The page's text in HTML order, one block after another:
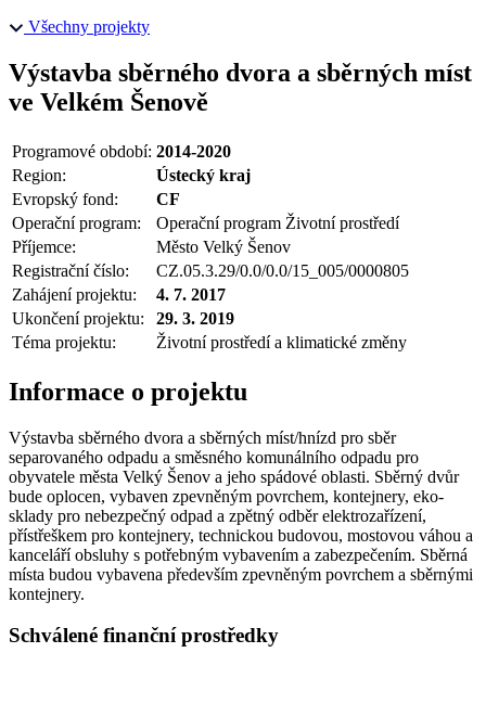
Všechny projekty
Výstavba sběrného dvora a sběrných míst
ve Velkém Šenově
Programové období: 2014-2020
Region:
Ústecký kraj
Evropský fond:
CF
Operační program:
Operační program Životní prostředí
Příjemce:
Město Velký Šenov
Registrační číslo:
CZ.05.3.29/0.0/0.0/15_005/0000805
Zahájení projektu:
4. 7. 2017
Ukončení projektu:
29. 3. 2019
Téma projektu:
Životní prostředí a klimatické změny
Informace o projektu
Výstavba sběrného dvora a sběrných míst/hnízd pro sběr
separovaného odpadu a směsného komunálního odpadu pro
obyvatele města Velký Šenov a jeho spádové oblasti. Sběrný dvůr
bude oplocen, vybaven zpevněným povrchem, kontejnery, eko-
sklady pro nebezpečný odpad a zpětný odběr elektrozařízení,
přístřeškem pro kontejnery, technickou budovou, mostovou váhou a
kanceláří obsluhy s potřebným vybavením a zabezpečením. Sběrná
místa budou vybavena především zpevněným povrchem a sběrnými
kontejnery.
Schválené finanční prostředky